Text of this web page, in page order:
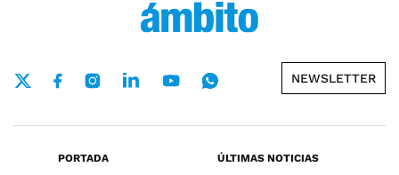
NEWSLETTER
PORTADA
ÚLTIMAS NOTICIAS